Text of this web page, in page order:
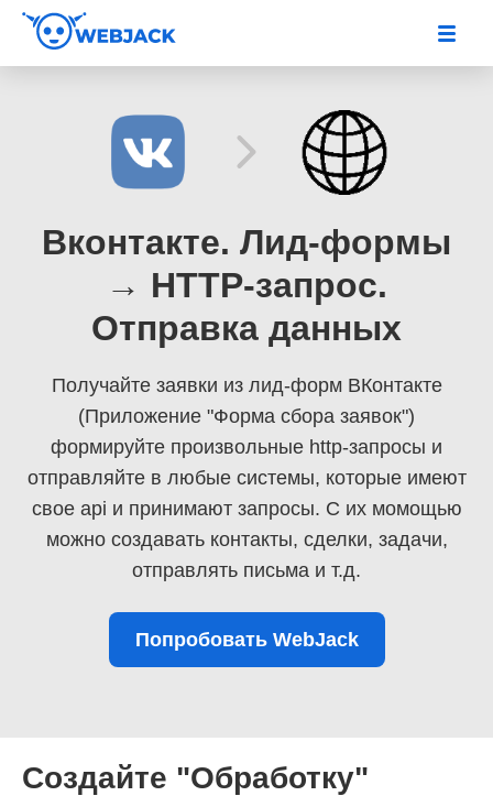
Вконтакте. Лид-формы
→ HTTP-запрос.
Отправка данных
Получайте заявки из лид-форм ВКонтакте
(Приложение "Форма сбора заявок")
формируйте произвольные http-запросы и
отправляйте в любые системы, которые имеют
свое api и принимают запросы. С их момощью
можно создавать контакты, сделки, задачи,
отправлять письма и т.д.
Попробовать WebJack
Создайте "Обработку"